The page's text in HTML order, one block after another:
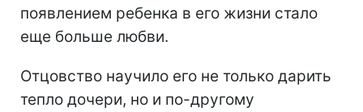
появлением ребенка в его жизни стало
еще больше любви.
Отцовство научило его не только дарить
тепло дочери, но и по-другому